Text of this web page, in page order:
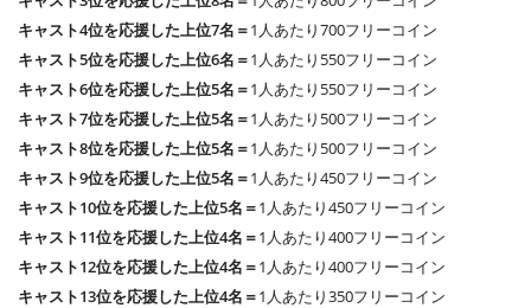
キャスト4位を応援した上位7名＝1人あたり700フリーコイン
キャスト5位を応援した上位6名＝1人あたり550フリーコイン
キャスト6位を応援した上位5名＝1人あたり550フリーコイン
キャスト7位を応援した上位5名＝1人あたり500フリーコイン
キャスト8位を応援した上位5名＝1人あたり500フリーコイン
キャスト9位を応援した上位5名＝1人あたり450フリーコイン
キャスト10位を応援した上位5名＝1人あたり450フリーコイン
キャスト11位を応援した上位4名＝1人あたり400フリーコイン
キャスト12位を応援した上位4名＝1人あたり400フリーコイン
キャスト13位を応援した上位4名＝1人あたり350フリーコイン